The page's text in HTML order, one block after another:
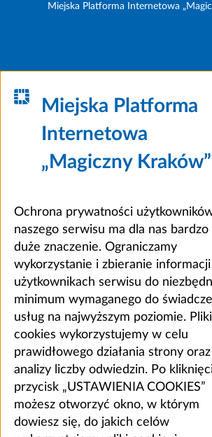
Miejska Platforma Internetowa
Miejska Platforma
Internetowa
„Magiczny Kraków”
Ochrona prywatności
naszego serwisu ma dla nas bardzo
duże znaczenie. Ograniczamy
wykorzystanie i zbieranie
użytkownikach serwisu do
minimum wymaganego do
usług na najwyższym poziomie. Pliki
cookies wykorzystujemy w celu
prawidłowego działania strony oraz
analizy liczby odwiedzin. Po
przycisk „USTAWIENIA COOKIES”
możesz otworzyć okno, w którym
dowiesz się, do jakich celów